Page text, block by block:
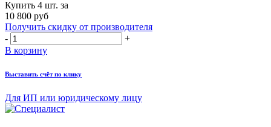
Купить 4 шт. за
10 800 руб
Получить скидку от производителя
-
+
В корзину
Выставить счёт по клику
Для ИП или юридическому лицу